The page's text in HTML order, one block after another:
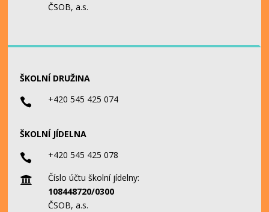
ČSOB, a.s.
ŠKOLNÍ DRUŽINA
 +420 545 425 074
ŠKOLNÍ JÍDELNA
 +420 545 425 078

Číslo účtu školní jídelny:
108448720/0300
ČSOB, a.s.